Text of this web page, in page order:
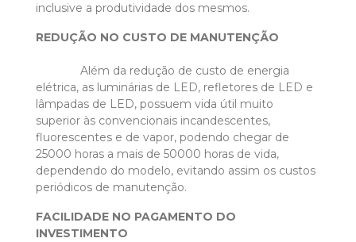
inclusive a produtividade dos mesmos.
REDUÇÃO NO CUSTO DE MANUTENÇÃO
Além da redução de custo de energia
elétrica, as luminárias de LED, refletores de LED e
lâmpadas de LED, possuem vida útil muito
superior às convencionais incandescentes,
fluorescentes e de vapor, podendo chegar de
25000 horas a mais de 50000 horas de vida,
dependendo do modelo, evitando assim os custos
periódicos de manutenção.
FACILIDADE NO PAGAMENTO DO
INVESTIMENTO